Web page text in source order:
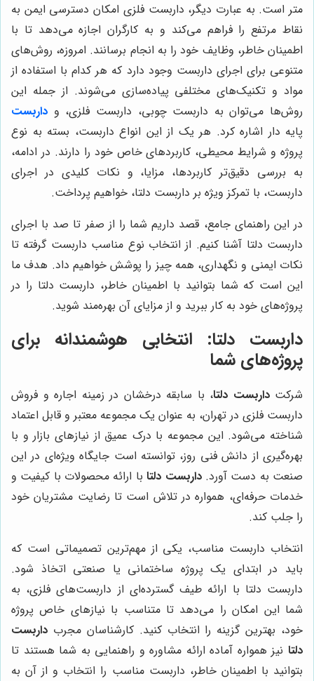
متر است. به عبارت دیگر، داربست فلزی امکان دسترسی ایمن به
نقاط مرتفع را فراهم می‌کند و به کارگران اجازه می‌دهد تا با
اطمینان خاطر، وظایف خود را به انجام برسانند. امروزه، روش‌های
متنوعی برای اجرای داربست وجود دارد که هر کدام با استفاده از
مواد و تکنیک‌های مختلفی پیاده‌سازی می‌شوند. از جمله این
روش‌ها می‌توان به داربست چوبی، داربست فلزی، و داربست
پایه دار اشاره کرد. هر یک از این انواع داربست، بسته به نوع
پروژه و شرایط محیطی، کاربردهای خاص خود را دارند. در ادامه،
به بررسی دقیق‌تر کاربردها، مزایا، و نکات کلیدی در اجرای
داربست، با تمرکز ویژه بر داربست دلتا، خواهیم پرداخت.
در این راهنمای جامع، قصد داریم شما را از صفر تا صد با اجرای
داربست دلتا آشنا کنیم. از انتخاب نوع مناسب داربست گرفته تا
نکات ایمنی و نگهداری، همه چیز را پوشش خواهیم داد. هدف ما
این است که شما بتوانید با اطمینان خاطر، داربست دلتا را در
پروژه‌های خود به کار ببرید و از مزایای آن بهره‌مند شوید.
داربست دلتا: انتخابی هوشمندانه برای
پروژه‌های شما
شرکتداربست دلتا، با سابقه درخشان در زمینه اجاره و فروش
داربست فلزی در تهران، به عنوان یک مجموعه معتبر و قابل اعتماد
شناخته می‌شود. این مجموعه با درک عمیق از نیازهای بازار و با
بهره‌گیری از دانش فنی روز، توانسته است جایگاه ویژه‌ای در این
صنعت به دست آورد.داربست دلتابا ارائه محصولات با کیفیت و
خدمات حرفه‌ای، همواره در تلاش است تا رضایت مشتریان خود
را جلب کند.
انتخاب داربست مناسب، یکی از مهم‌ترین تصمیماتی است که
باید در ابتدای یک پروژه ساختمانی یا صنعتی اتخاذ شود.
داربست دلتا با ارائه طیف گسترده‌ای از داربست‌های فلزی، به
شما این امکان را می‌دهد تا متناسب با نیازهای خاص پروژه
خود، بهترین گزینه را انتخاب کنید. کارشناسان مجرب داربست
دلتا نیز همواره آماده ارائه مشاوره و راهنمایی به شما هستند تا
بتوانید با اطمینان خاطر، داربست مناسب را انتخاب و از آن به